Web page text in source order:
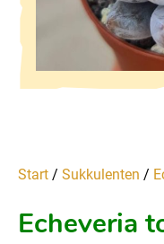
Start / Sukkulenten /
Echeveria